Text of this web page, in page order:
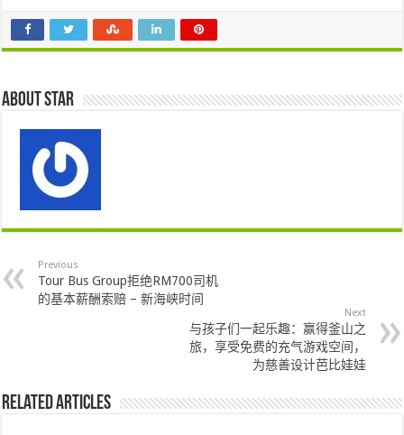
About star
Previous
Tour Bus Group拒绝RM700司机
的基本薪酬索赔 – 新海峡时间
Next
与孩子们一起乐趣：赢得釜山之
旅，享受免费的充气游戏空间，
为慈善设计芭比娃娃
Related Articles